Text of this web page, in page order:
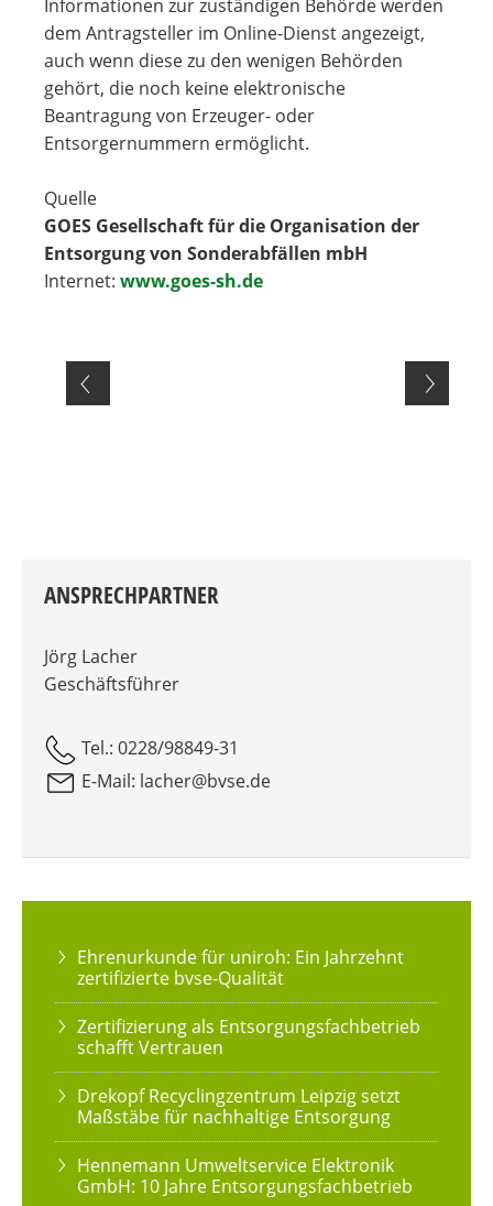
Informationen zur zuständigen Behörde werden
dem Antragsteller im Online-Dienst angezeigt,
auch wenn diese zu den wenigen Behörden
gehört, die noch keine elektronische
Beantragung von Erzeuger- oder
Entsorgernummern ermöglicht.
Quelle
GOES Gesellschaft für die Organisation der
Entsorgung von Sonderabfällen mbH
Internet: www.goes-sh.de
ANSPRECHPARTNER
Jörg Lacher
Geschäftsführer
Tel.: 0228/98849-31
E-Mail: lacher@bvse.de
Ehrenurkunde für uniroh: Ein Jahrzehnt
zertifizierte bvse-Qualität
Zertifizierung als Entsorgungsfachbetrieb
schafft Vertrauen
Drekopf Recyclingzentrum Leipzig setzt
Maßstäbe für nachhaltige Entsorgung
Hennemann Umweltservice Elektronik
GmbH: 10 Jahre Entsorgungsfachbetrieb